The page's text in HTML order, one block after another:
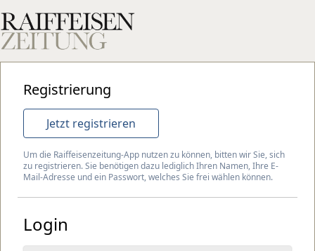
Registrierung
Jetzt registrieren
Um die Raiffeisenzeitung-App nutzen zu können, bitten wir Sie, sich
zu registrieren. Sie benötigen dazu lediglich Ihren Namen, Ihre E-
Mail-Adresse und ein Passwort, welches Sie frei wählen können.
Login